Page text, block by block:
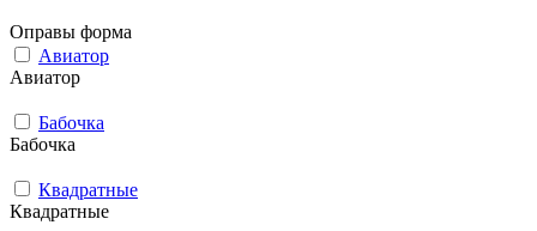
Оправы форма
Авиатор
Авиатор
Бабочка
Бабочка
Квадратные
Квадратные